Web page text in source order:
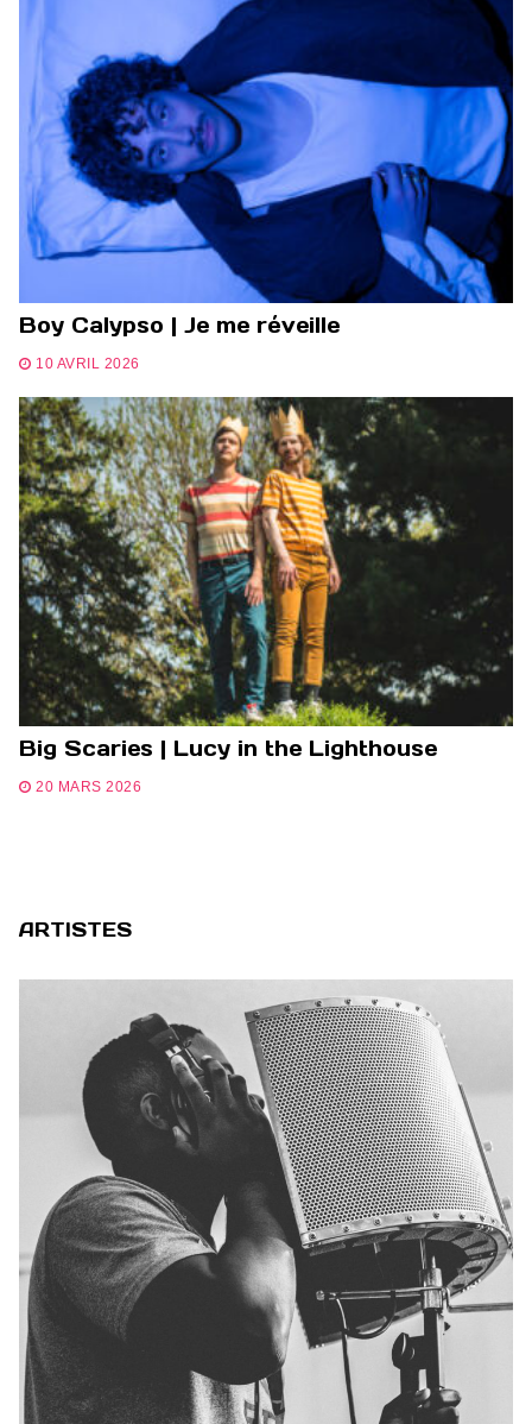
Boy Calypso | Je me réveille
10 AVRIL 2026
Big Scaries | Lucy in the Lighthouse
20 MARS 2026
ARTISTES